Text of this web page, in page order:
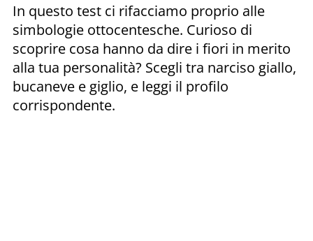
In questo test ci rifacciamo proprio alle
simbologie ottocentesche. Curioso di
scoprire cosa hanno da dire i fiori in merito
alla tua personalità? Scegli tra narciso giallo,
bucaneve e giglio, e leggi il profilo
corrispondente.